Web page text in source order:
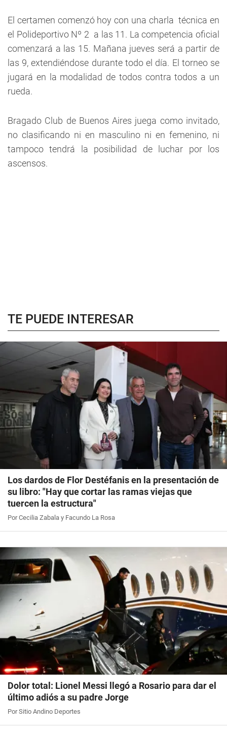
El certamen comenzó hoy con una charla técnica en
el Polideportivo Nº 2 a las 11. La competencia oficial
comenzará a las 15. Mañana jueves será a partir de
las 9, extendiéndose durante todo el día. El torneo se
jugará en la modalidad de todos contra todos a un
rueda.
Bragado Club de Buenos Aires juega como invitado,
no clasificando ni en masculino ni en femenino, ni
tampoco tendrá la posibilidad de luchar por los
ascensos.
TE PUEDE INTERESAR
Los dardos de Flor Destéfanis en la presentación de
su libro: "Hay que cortar las ramas viejas que
tuercen la estructura"
Por Cecilia Zabala y Facundo La Rosa
Dolor total: Lionel Messi llegó a Rosario para dar el
último adiós a su padre Jorge
Por Sitio Andino Deportes